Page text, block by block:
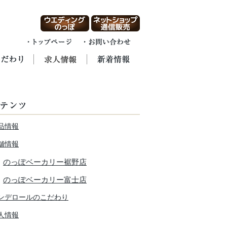
情報
情報
のっぽベーカリー裾野店
のっぽベーカリー富士店
デロールのこだわり
情報